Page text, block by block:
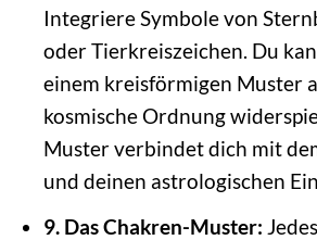
Integriere Symbole von
oder Tierkreiszeichen. Du
einem kreisförmigen Muster
kosmische Ordnung
Muster verbindet dich mit
und deinen astrologischen
9. Das Chakren-Muster: